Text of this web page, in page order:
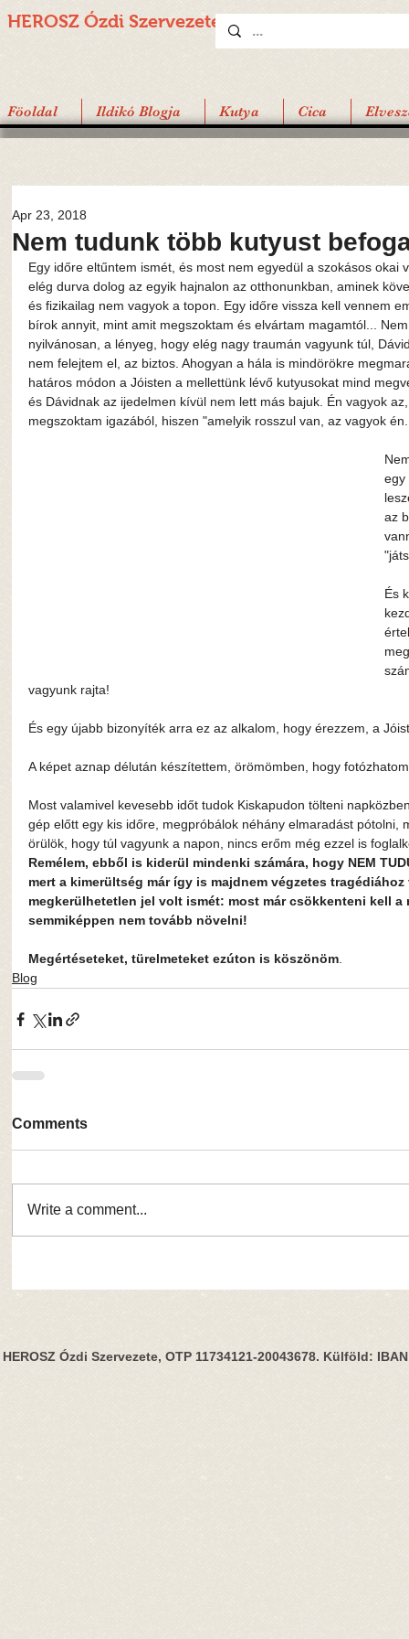
HEROSZ Ózdi Szervezete
Föoldal Ildikó Blogja Kutya Cica
Nem tudunk több kutyust
Apr 23, 2018
Egy időre eltűntem ismét, és most nem egyedül a szokásos
elég durva dolog az egyik hajnalon az otthonunkban, aminek
és fizikailag nem vagyok a topon. Egy időre vissza kell vennem
bírok annyit, mint amit megszoktam és elvártam magamtól...
nyilvánosan, a lényeg, hogy elég nagy traumán vagyunk túl,
nem felejtem el, az biztos. Ahogyan a hála is mindörökre
határos módon a Jóisten a mellettünk lévő kutyusokat mind
és Dávidnak az ijedelmen kívül nem lett más bajuk. Én vagyok
megszoktam igazából, hiszen "amelyik rosszul van, az vagyok
egy
az
És
vagyunk rajta!
És egy újabb bizonyíték arra ez az alkalom, hogy érezzem, a
A képet aznap délután készítettem, örömömben, hogy
Most valamivel kevesebb időt tudok Kiskapudon tölteni
gép előtt egy kis időre, megpróbálok néhány elmaradást pótolni,
örülök, hogy túl vagyunk a napon, nincs erőm még ezzel is
Remélem, ebből is kiderül mindenki számára, hogy NEM
mert a kimerültség már így is majdnem végzetes
megkerülhetetlen jel volt ismét: most már csökkenteni kell
semmiképpen nem tovább növelni!
Megértéseteket, türelmeteket ezúton is köszönöm
Blog
Comments
Write a comment...
HEROSZ Ózdi Szervezete, OTP 11734121-20043678. Külföld: